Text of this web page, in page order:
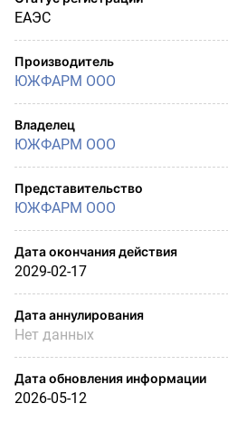
ЕАЭС
Производитель
ЮЖФАРМ ООО
Владелец
ЮЖФАРМ ООО
Представительство
ЮЖФАРМ ООО
Дата окончания действия
2029-02-17
Дата аннулирования
Нет данных
Дата обновления информации
2026-05-12